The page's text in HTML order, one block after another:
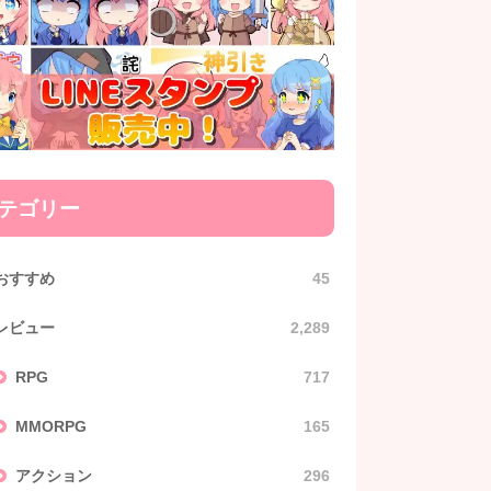
ゴリー
すすめ 45
ビュー 2,289
RPG 717
MMORPG 165
アクション 296